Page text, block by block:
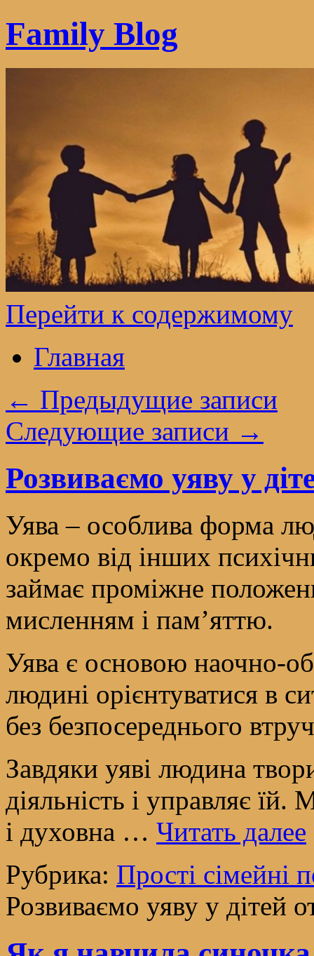
Family Blog
Перейти к содержимому
Главная
← Предыдущие записи
Следующие записи →
Розвиваємо уяву у
Уява – особлива форма
окремо від інших
займає проміжне
мисленням і пам’яттю.
Уява є основою наочно-
людині орієнтуватися в
без безпосереднього
Завдяки уяві людина
діяльність і управляє
і духовна … Читать далее
Рубрика: Прості сімейні
Розвиваємо уяву у дітей